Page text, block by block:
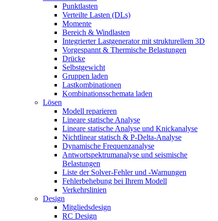
Punktlasten
Verteilte Lasten (DLs)
Momente
Bereich & Windlasten
Integrierter Lastgenerator mit strukturellem 3D
Vorgespannt & Thermische Belastungen
Drücke
Selbstgewicht
Gruppen laden
Lastkombinationen
Kombinationsschemata laden
Lösen
Modell reparieren
Lineare statische Analyse
Lineare statische Analyse und Knickanalyse
Nichtlinear statisch & P-Delta-Analyse
Dynamische Frequenzanalyse
Antwortspektrumanalyse und seismische
Belastungen
Liste der Solver-Fehler und -Warnungen
Fehlerbehebung bei Ihrem Modell
Verkehrslinien
Design
Mitgliedsdesign
RC Design